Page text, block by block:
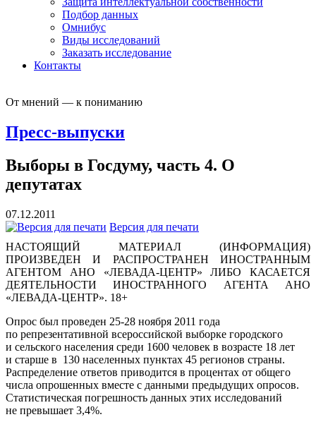
Подбор данных
Омнибус
Виды исследований
Заказать исследование
Контакты
От мнений — к пониманию
Пресс-выпуски
Выборы в Госдуму, часть 4. О
депутатах
07.12.2011
Версия для печати
НАСТОЯЩИЙ МАТЕРИАЛ (ИНФОРМАЦИЯ)
ПРОИЗВЕДЕН И РАСПРОСТРАНЕН ИНОСТРАННЫМ
АГЕНТОМ АНО «ЛЕВАДА-ЦЕНТР» ЛИБО КАСАЕТСЯ
ДЕЯТЕЛЬНОСТИ ИНОСТРАННОГО АГЕНТА АНО
«ЛЕВАДА-ЦЕНТР». 18+
Опрос был проведен 25-28 ноября 2011 года
по репрезентативной всероссийской выборке городского
и сельского населения среди 1600 человек в возрасте 18 лет
и старше в 130 населенных пунктах 45 регионов страны.
Распределение ответов приводится в процентах от общего
числа опрошенных вместе с данными предыдущих опросов.
Статистическая погрешность данных этих исследований
не превышает 3,4%.